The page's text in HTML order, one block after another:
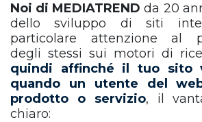
Noi di MEDIATRENDda 20
dello sviluppo di siti
particolare attenzione al
degli stessi sui motori di
quindi affinché il tuo sito
quando un utente del
prodotto o servizio, il
chiaro: